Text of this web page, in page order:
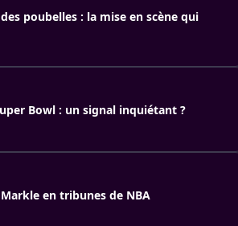
poubelles : la mise en scène qui
Bowl : un signal inquiétant ?
en tribunes de NBA